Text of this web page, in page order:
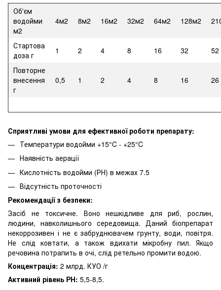
Об'єм
водойми
м2
4м2 8м2 16м2 32м2 64м2 128м2
Стартова
доза г
1 2 4 8 16 32
52
Повторне
внесення
г
0,5 1 2 4 8 16 26
Сприятливі умови для ефективної роботи препарату:
Температури водойми +15°C - +25°C
Наявність аерації
Кислотність водойми (РН) в межах 7.5
Відсутність проточності
Рекомендації з безпеки:
Засіб не токсичне. Воно нешкідливе для риб, рослин,
людини, навколишнього середовища. Даний біопрепарат
некоррозивен і не є забруднювачем грунту, води, повітря.
Не слід ковтати, а також вдихати мікробну пил. Якщо
речовина потрапить в очі, слід ретельно промити водою.
Концентрація: 2 млрд. КУО /г
Активний рівень РН: 5,5-8,5.